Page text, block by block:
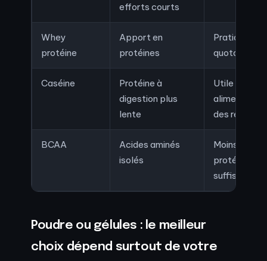
efforts courts
Whey
protéine
Apport en
protéines
Pratique
quota
Caséine
Protéine à
digestion plus
lente
Utile selon
des repas
BCAA
Acides aminés
isolés
Moins
protéique
suffisant
Poudre ou gélules : le meilleur
choix dépend surtout de votre